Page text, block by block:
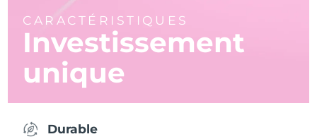
CARACTÉRISTIQUES
Investissement
unique
Durable